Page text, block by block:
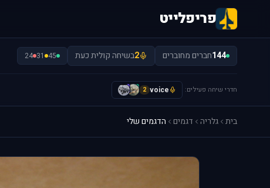
פריפלייט
144חברים מחוברים 2בשיחה קולית כעת 45
31
24
חדרי שיחה פעילים: voice
2
H
S
בית גלריה דגמים הדגמים שלי